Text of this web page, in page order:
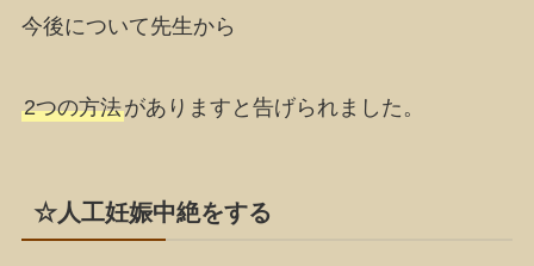
今後について先生から
2つの方法がありますと告げられました。
☆人工妊娠中絶をする